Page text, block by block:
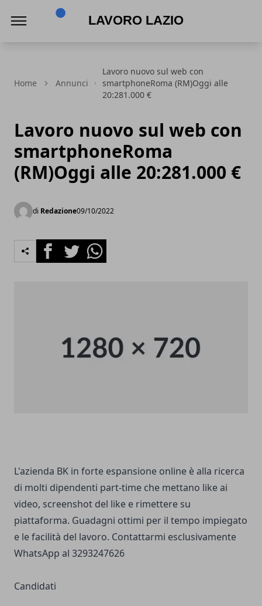
Home Annunci
Lavoro nuovo sul web con
smartphoneRoma (RM)Oggi alle
20:281.000 €
Lavoro nuovo sul web con
smartphoneRoma
(RM)Oggi alle 20:281.000 €
di Redazione09/10/2022
FacebookTwitterWhatsapp
L'azienda BK in forte espansione online è alla ricerca
di molti dipendenti part-time che mettano like ai
video, screenshot del like e rimettere su
piattaforma. Guadagni ottimi per il tempo impiegato
e le facilità del lavoro. Contattarmi esclusivamente
WhatsApp al 3293247626
Candidati